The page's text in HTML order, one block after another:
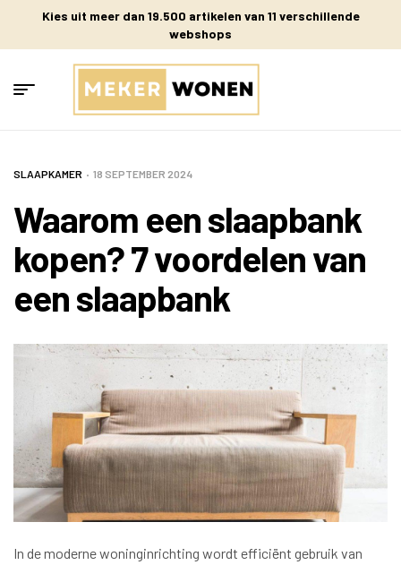
Kies uit meer dan 19.500 artikelen van 11 verschillende
webshops
SLAAPKAMER 18 SEPTEMBER 2024
Waarom een slaapbank
kopen? 7 voordelen van
een slaapbank
In de moderne woninginrichting wordt efficiënt gebruik van